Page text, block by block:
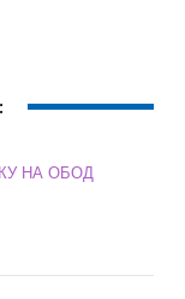
НА ОБОД